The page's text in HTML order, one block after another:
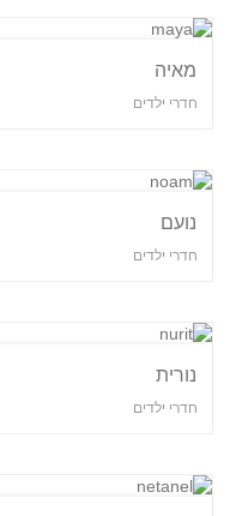
מאיה
חדרי ילדים
נועם
חדרי ילדים
נורית
חדרי ילדים